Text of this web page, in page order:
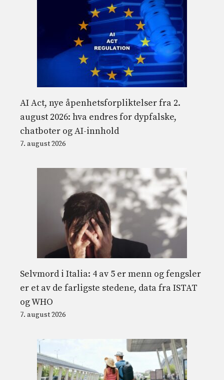
AI Act, nye åpenhetsforpliktelser fra 2.
august 2026: hva endres for dypfalske,
chatboter og AI-innhold
7. august 2026
Selvmord i Italia: 4 av 5 er menn og fengsler
er et av de farligste stedene, data fra ISTAT
og WHO
7. august 2026